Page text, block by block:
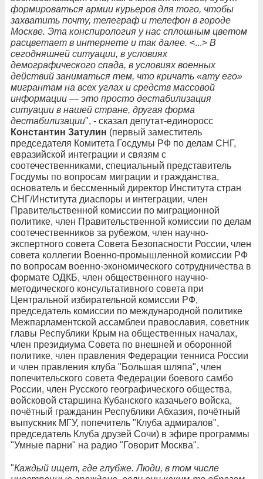
формироваться армии курьеров для того, чтобы
захватить почту, телеграф и телефон в городе
Москве. Эта конспирология у нас сплошным цветом
расцветает в интернете и так далее. <...> В
сегодняшней ситуации, в условиях
демографического спада, в условиях военных
действий заниматься тем, что кричать «ату его»
мигрантам на всех углах и средств массовой
информации — это просто дестабилизация
ситуации в нашей стране, другая форма
дестабилизации", - сказал депутат-единоросс
Константин Затулин (первый заместитель
председателя Комитета Госдумы РФ по делам СНГ,
евразийской интеграции и связям с
соотечественниками, специальный представитель
Госдумы по вопросам миграции и гражданства,
основатель и бессменный директор Института стран
СНГ/Института диаспоры и интеграции, член
Правительственной комиссии по миграционной
политике, член Правительственной комиссии по делам
соотечественников за рубежом, член научно-
экспертного совета Совета Безопасности России, член
совета коллегии Военно-промышленной комиссии РФ
по вопросам военно-экономического сотрудничества в
формате ОДКБ, член общественного научно-
методического консультативного совета при
Центральной избирательной комиссии РФ,
председатель комиссии по международной политике
Межпарламентской ассамблеи православия, советник
главы Республики Крым на общественных началах,
член президиума Совета по внешней и оборонной
политике, член правления Федерации тенниса России
и член правления клуба "Большая шляпа", член
попечительского совета Федерации боевого самбо
России, член Русского географического общества,
войсковой старшина Кубанского казачьего войска,
почётный гражданин Республики Абхазия, почётный
выпускник МГУ, попечитель "Клуба адмиралов",
председатель Клуба друзей Сочи) в эфире программы
"Умные парни" на радио "Говорит Москва".
"Каждый ищет, где глубже. Люди, в том числе